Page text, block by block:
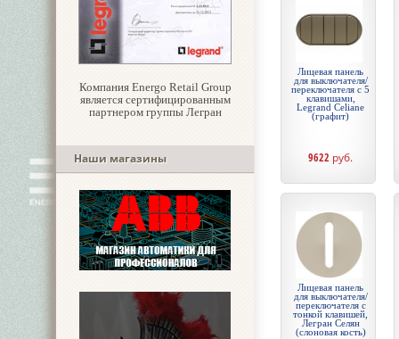
Компания Energo Retail Group
является сертифицированным
партнером группы Легран
Наши магазины
Лицевая панель
для выключателя/
переключателя с 5
клавишами,
Legrand Celiane
(графит)
9622 руб.
Лицевая панель
для выключателя/
переключателя с
тонкой клавишей,
Легран Селян
(слоновая кость)